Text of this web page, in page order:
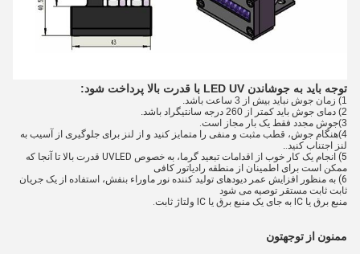
توجه باید به جوشاندن LED UV با قدرت بالا پرداخت شود:
1) زمان جوش نباید بیش از 3 ساعت باشد.
2) دمای جوش باید کمتر از 260 درجه سانتیگراد باشد.
3) جوش مجدد فقط یک بار مجاز است.
4) هنگام جوش، قطب مثبت و منفی را متمایز کنید و از لنز برای جلوگیری از آسیب به
لنز اجتناب کنید..
5) انجام یک کار خوب از اقدامات تبعید گرما، به خصوص UVLED قدرت بالا تا آنجا که
ممکن است برای اطمینان از منطقه رادیاتور کافی
6) به منظور افزایش عمر دیودهای تولید کننده نور ماوراء بنفش، استفاده از یک جریان
ثابت ثابت مستقر توصیه می شود
منبع برق یا IC به جای یک منبع برق یا IC ولتاژ ثابت.
ممنون از توجهتون